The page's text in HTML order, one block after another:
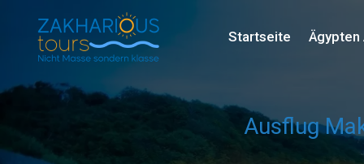
Startseite Ägypten
Ausflug